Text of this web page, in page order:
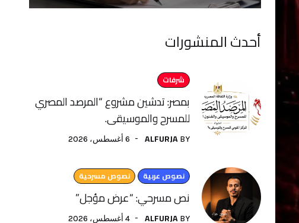
أحدث المنشورات
شرفات
بمصر: تدشين مشروع “المرصد المصري
للمسرح والموسيقى.
ALFURJA 6 أغسطس، 2026
نصوص عربية نصوص مسرحية
نص مسرحي: “عرض مؤجل”
BY
ALFURJA 4 أغسطس، 2026